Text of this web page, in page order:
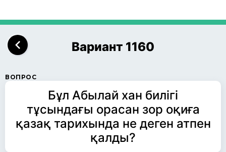
Вариант 1160
ВОПРОС
Бұл Абылай хан билігі
тұсындағы орасан зор оқиға
қазақ тарихында не деген атпен
қалды?